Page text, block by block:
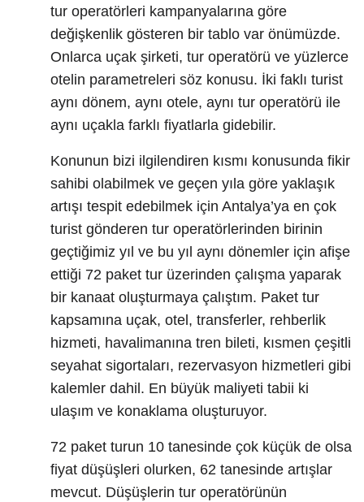
tur operatörleri kampanyalarına göre
değişkenlik gösteren bir tablo var önümüzde.
Onlarca uçak şirketi, tur operatörü ve yüzlerce
otelin parametreleri söz konusu. İki faklı turist
aynı dönem, aynı otele, aynı tur operatörü ile
aynı uçakla farklı fiyatlarla gidebilir.
Konunun bizi ilgilendiren kısmı konusunda fikir
sahibi olabilmek ve geçen yıla göre yaklaşık
artışı tespit edebilmek için Antalya’ya en çok
turist gönderen tur operatörlerinden birinin
geçtiğimiz yıl ve bu yıl aynı dönemler için afişe
ettiği 72 paket tur üzerinden çalışma yaparak
bir kanaat oluşturmaya çalıştım. Paket tur
kapsamına uçak, otel, transferler, rehberlik
hizmeti, havalimanına tren bileti, kısmen çeşitli
seyahat sigortaları, rezervasyon hizmetleri gibi
kalemler dahil. En büyük maliyeti tabii ki
ulaşım ve konaklama oluşturuyor.
72 paket turun 10 tanesinde çok küçük de olsa
fiyat düşüşleri olurken, 62 tanesinde artışlar
mevcut. Düşüşlerin tur operatörünün